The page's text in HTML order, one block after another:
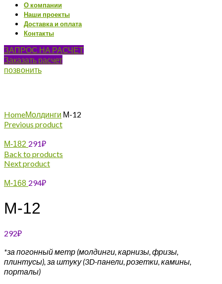
О компании
Наши проекты
Доставка и оплата
Контакты
ЗАПРОС НА РАСЧЕТ
Заказать расчет
позвонить
HomeМолдинги М-12
Previous product
М-182 291₽
Back to products
Next product
М-168 294₽
М-12
292₽
*за погонный метр (молдинги, карнизы, фризы,
плинтусы),за штуку (3D-панели, розетки, камины,
порталы)